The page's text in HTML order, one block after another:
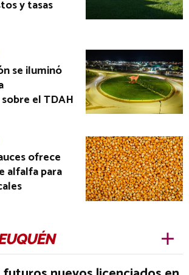
y tasas
se iluminó
el TDAH
ofrece
alfalfa para